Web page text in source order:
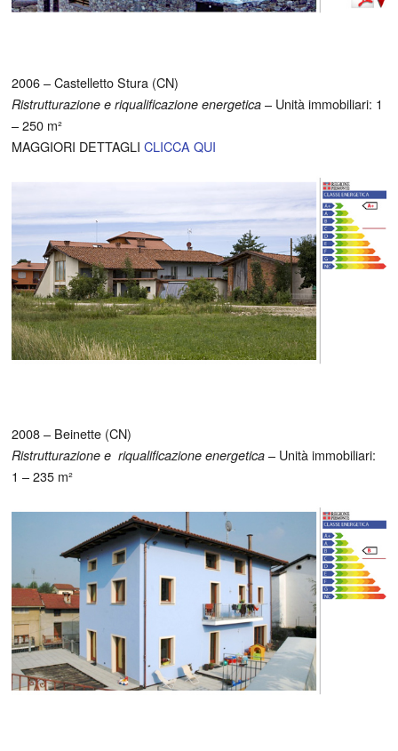
2006 – Castelletto Stura (CN)
Ristrutturazione e riqualificazione energetica – Unità immobiliari: 1
– 250 m²
MAGGIORI DETTAGLICLICCA QUI
2008 – Beinette (CN)
Ristrutturazione e riqualificazione energetica – Unità immobiliari:
1 – 235 m²